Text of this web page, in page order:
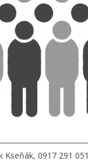
Kseňák, 0917 291 051